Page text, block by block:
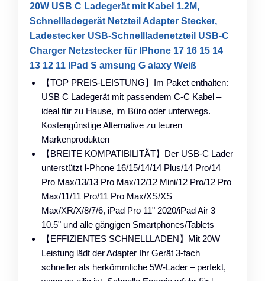
20W USB C Ladegerät mit Kabel 1.2M,
Schnellladegerät Netzteil Adapter Stecker,
Ladestecker USB-Schnellladenetzteil USB-C
Charger Netzstecker für lPhone 17 16 15 14
13 12 11 lPad S amsung G alaxy Weiß
【TOP PREIS-LEISTUNG】Im Paket enthalten:
USB C Ladegerät mit passendem C-C Kabel –
ideal für zu Hause, im Büro oder unterwegs.
Kostengünstige Alternative zu teuren
Markenprodukten
【BREITE KOMPATIBILITÄT】Der USB-C Lader
unterstützt l-Phone 16/15/14/14 Plus/14 Pro/14
Pro Max/13/13 Pro Max/12/12 Mini/12 Pro/12 Pro
Max/11/11 Pro/11 Pro Max/XS/XS
Max/XR/X/8/7/6, iPad Pro 11" 2020/iPad Air 3
10.5" und alle gängigen Smartphones/Tablets
【EFFIZIENTES SCHNELLLADEN】Mit 20W
Leistung lädt der Adapter Ihr Gerät 3-fach
schneller als herkömmliche 5W-Lader – perfekt,